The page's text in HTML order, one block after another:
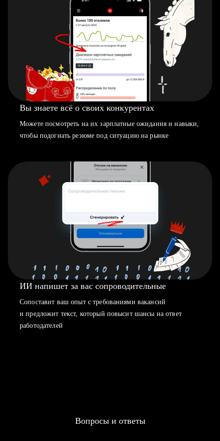
Вы знаете всё о своих конкурентах
Можете посмотреть на их зарплатные ожидания и навыки,
чтобы подогнать резюме под ситуацию на рынке
ИИ напишет за вас сопроводительные
Сопоставит ваш опыт с требованиями вакансий
и предложит текст, который повысит шансы на ответ
работодателей
Вопросы и ответы